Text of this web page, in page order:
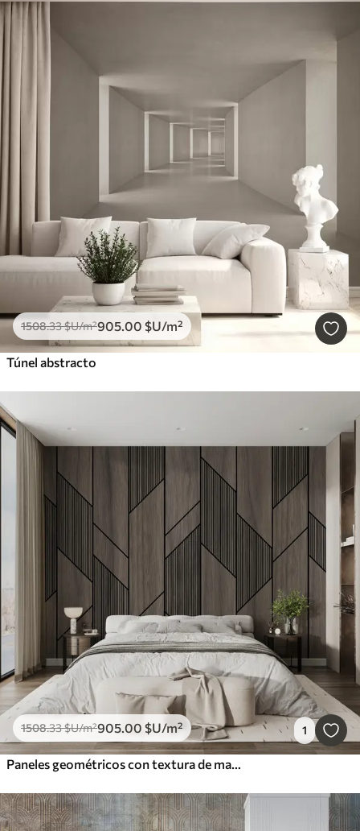
1508.33$U/m²905.00 $U/m²
Túnel abstracto
1508.33$U/m²905.00 $U/m² 1
Paneles geométricos con textura de madera